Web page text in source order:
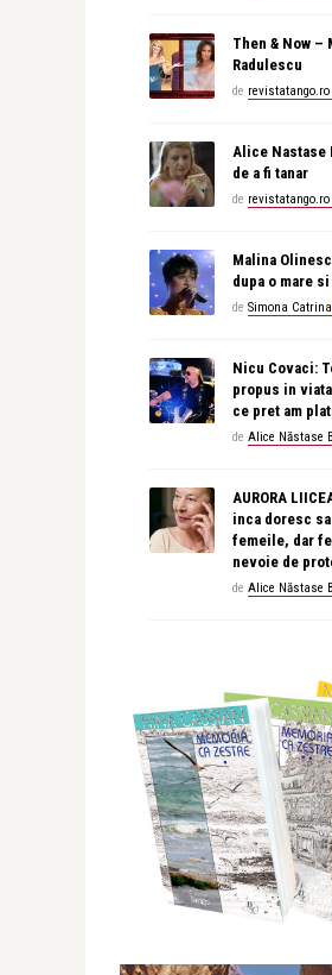
Then & Now –
Radulescu
de
Alice Nastase
de a fi tanar
de
Malina
dupa o mare
de Simona Catrina
Nicu Covaci:
propus in
ce pret am
de Alice Năstase
AURORA
inca doresc
femeile, dar
nevoie de
de Alice Năstase